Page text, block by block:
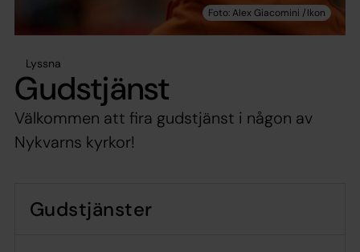
Lyssna
Gudstjänst
Välkommen att fira gudstjänst i någon av
Nykvarns kyrkor!
Gudstjänster